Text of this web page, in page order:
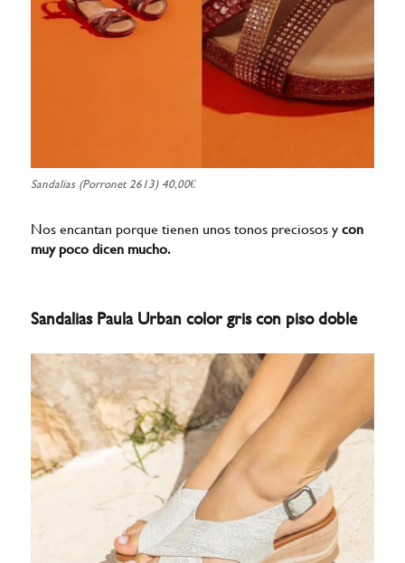
Sandalias (Porronet 2613) 40,00€
Nos encantan porque tienen unos tonos preciosos ycon
muy poco dicen mucho.
Sandalias Paula Urban color gris con piso doble